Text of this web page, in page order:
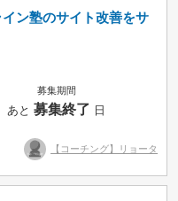
ン塾のサイト改善をサ
募集期間
あと募集終了 日
【コーチング】リョータ